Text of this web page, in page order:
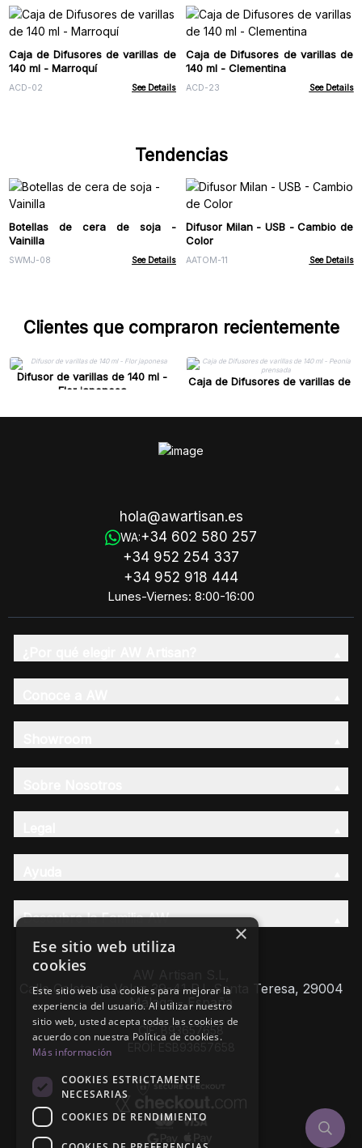
Caja de Difusores de varillas de
140 ml - Marroquí
ACD-02 See Details
Caja de Difusores de varillas de
140 ml - Clementina
ACD-23 See Details
Tendencias
Botellas de cera de soja -
Vainilla
SWMJ-08 See Details
Difusor Milan - USB - Cambio de
Color
AATOM-11 See Details
Clientes que compraron recientemente
Difusor de varillas de 140 ml -
Flor japonesa
Caja de Difusores de varillas de
hola@awartisan.es
WA:+34 602 580 257
+34 952 254 337
+34 952 918 444
Lunes-Viernes: 8:00-16:00
Descubre la Familia AW
Calle Caleta de Velez 39-41 P.I. Santa Teresa, 29004
Málaga - España
CIF: B93657658
×
Ese sitio web utiliza
cookies
Este sitio web usa cookies para mejorar la
experiencia del usuario. Al utilizar nuestro
sitio web, usted acepta todas las cookies de
acuerdo con nuestra Política de cookies.
Más información
COOKIES ESTRICTAMENTE
NECESARIAS
COOKIES DE RENDIMIENTO